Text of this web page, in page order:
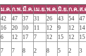
ม.ค.ก.พ.มี.ค.เม.ย.พ.ค.มิ.ย.ก.ค.ส.
42 47 37 31 26 43 54 47
16 20 10 11 12 9 12 14
6 12 17 7 12 15 12 15
7 7 8 2 8 5 2 3